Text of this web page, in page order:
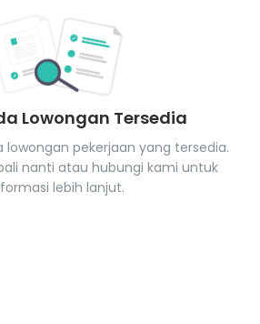
Lowongan Tersedia
lowongan pekerjaan yang tersedia.
nanti atau hubungi kami untuk
lebih lanjut.